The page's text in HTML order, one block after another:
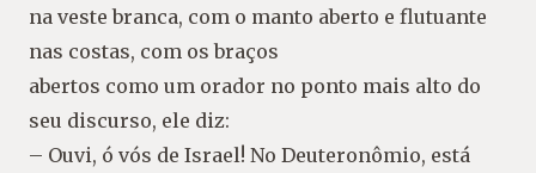
na veste branca, com o manto aberto e flutuante
nas costas, com os braços
abertos como um orador no ponto mais alto do
seu discurso, ele diz:
– Ouvi, ó vós de Israel! No Deuteronômio, está